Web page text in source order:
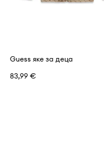
Guess яке за деца
83,99 €